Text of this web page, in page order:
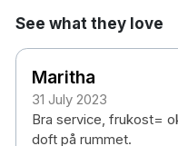
Gratis parkering
5 minuters
40 minuters
See what they love
Maritha
31 July 2023
Bra service, frukost=
doft på rummet.